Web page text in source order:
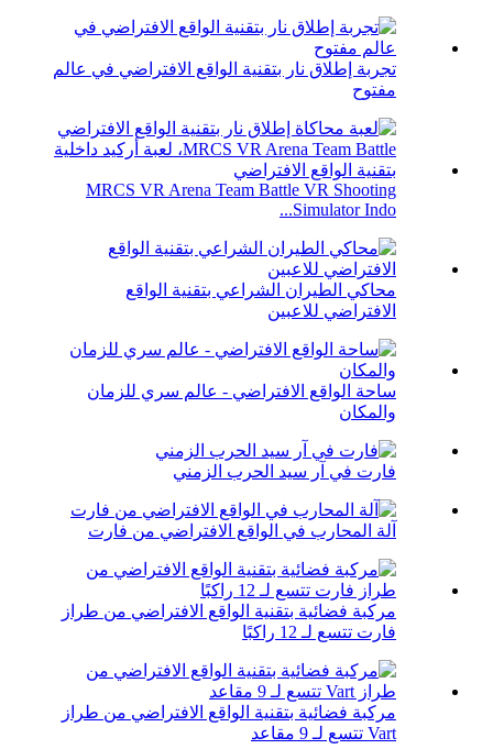
تجربة إطلاق نار بتقنية الواقع الافتراضي في عالم
مفتوح
MRCS VR Arena Team Battle VR Shooting
Simulator Indo...
محاكي الطيران الشراعي بتقنية الواقع
الافتراضي للاعبين
ساحة الواقع الافتراضي - عالم سري للزمان
والمكان
فارت في آر سيد الحرب الزمني
آلة المحارب في الواقع الافتراضي من فارت
مركبة فضائية بتقنية الواقع الافتراضي من طراز
فارت تتسع لـ 12 راكبًا
مركبة فضائية بتقنية الواقع الافتراضي من طراز
Vart تتسع لـ 9 مقاعد